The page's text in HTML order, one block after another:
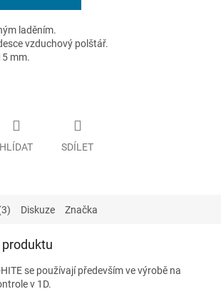
laděním.
vzduchový polštář.
mm.
HLÍDAT SDÍLET
Diskuze Značka
se používají především ve výrobě na
v 1D.